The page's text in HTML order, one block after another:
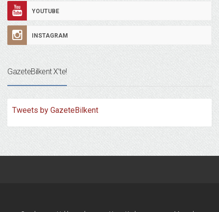
YOUTUBE
INSTAGRAM
GazeteBilkent X’te!
Tweets by GazeteBilkent